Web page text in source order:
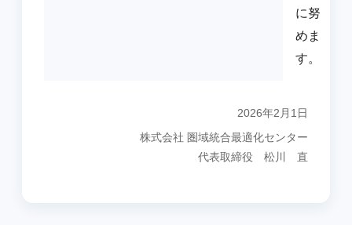
に努
めま
す。
2026年2月1日
株式会社 圏域統合最適化センター
代表取締役 松川 直